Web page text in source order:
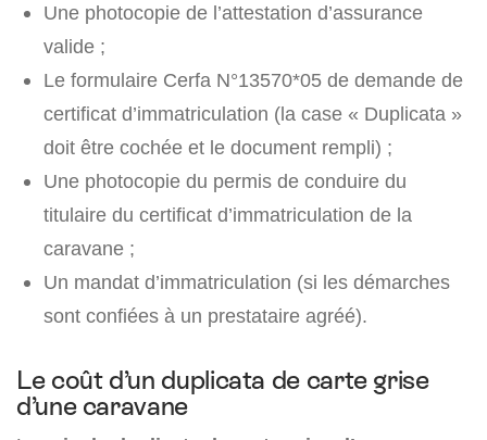
Une photocopie de l’attestation d’assurance
valide ;
Le formulaire Cerfa N°13570*05 de demande de
certificat d’immatriculation (la case « Duplicata »
doit être cochée et le document rempli) ;
Une photocopie du permis de conduire du
titulaire du certificat d’immatriculation de la
caravane ;
Un mandat d’immatriculation (si les démarches
sont confiées à un prestataire agréé).
Le coût d’un duplicata de carte grise
d’une caravane